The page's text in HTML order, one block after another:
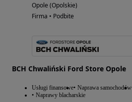
Opole (Opolskie)
Firma • Podbite
BCH Chwaliński Ford Store Opole
Usługi finansowe Naprawa samochodów
Naprawy blacharskie